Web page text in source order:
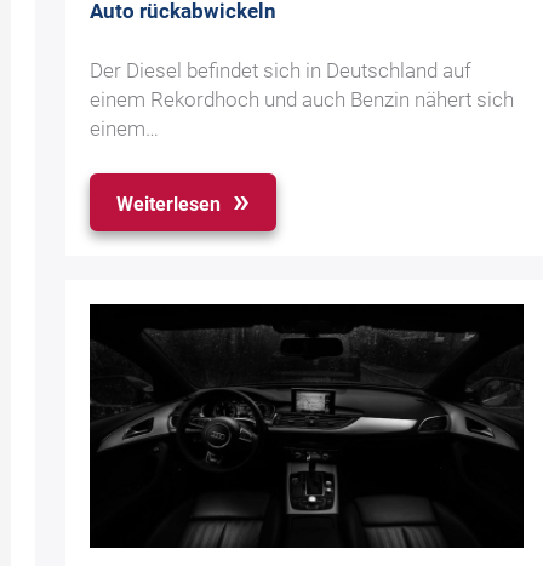
Auto rückabwickeln
Der Diesel befindet sich in Deutschland auf
einem Rekordhoch und auch Benzin nähert sich
einem…
Weiterlesen